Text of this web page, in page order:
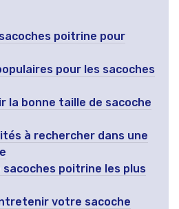
poitrine pour
pour les sacoches
la bonne taille de sacoche
à rechercher dans une
sacoches poitrine les plus
votre sacoche